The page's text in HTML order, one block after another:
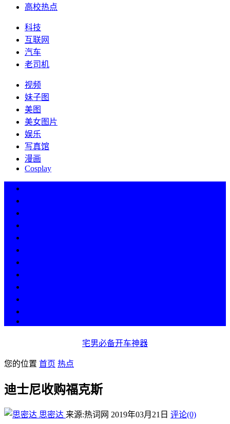
高校热点
科技
互联网
汽车
老司机
视频
妹子图
美图
美女图片
娱乐
写真馆
漫画
Cosplay
宅男必备开车神器
您的位置 首页 热点
迪士尼收购福克斯
思密达 来源:热词网 2019年03月21日 评论(0)